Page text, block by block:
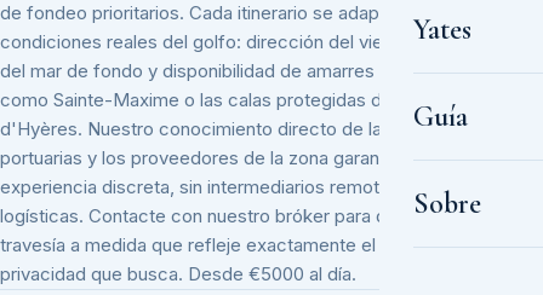
Yates
Guía
Sobre
de fondeo prioritarios. Cada itinerario se adapta a las
condiciones reales del golfo: dirección del viento, estado
del mar de fondo y disponibilidad de amarres en escalas
como Sainte-Maxime o las calas protegidas de las Îles
d'Hyères. Nuestro conocimiento directo de las autoridades
portuarias y los proveedores de la zona garantiza una
experiencia discreta, sin intermediarios remotos ni demoras
logísticas. Contacte con nuestro bróker para diseñar una
travesía a medida que refleje exactamente el ritmo y la
privacidad que busca. Desde €5000 al día.